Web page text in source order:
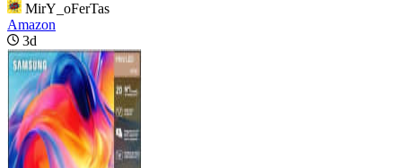
MirY_oFerTas
Amazon
3d